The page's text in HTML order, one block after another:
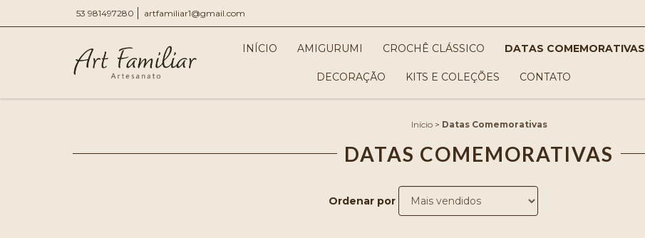
53 981497280 artfamiliar1@gmail.com
INÍCIO AMIGURUMI CROCHÊ CLÁSSICO DATAS COMEMORATIVAS
DECORAÇÃO KITS E COLEÇÕES CONTATO
Início > Datas Comemorativas
DATAS COMEMORATIVAS
Ordenar por